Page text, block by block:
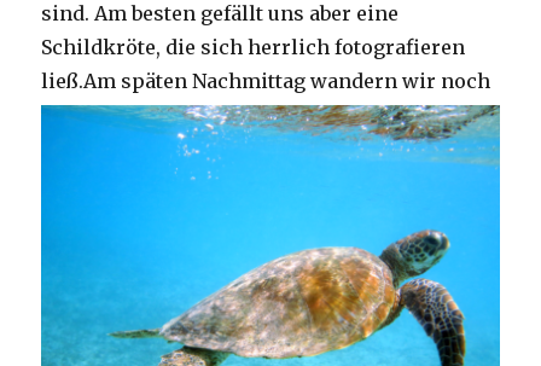
sind. Am besten gefällt uns aber eine
Schildkröte, die sich herrlich fotografieren
ließ.Am späten Nachmittag wandern wir noch